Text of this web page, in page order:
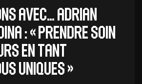
AVEC… ADRIAN
: « Prendre soin
en tant
uniques »